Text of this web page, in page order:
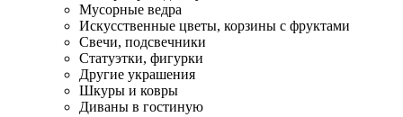
Мусорные ведра
Искусственные цветы, корзины с фруктами
Свечи, подсвечники
Статуэтки, фигурки
Другие украшения
Шкуры и ковры
Диваны в гостиную